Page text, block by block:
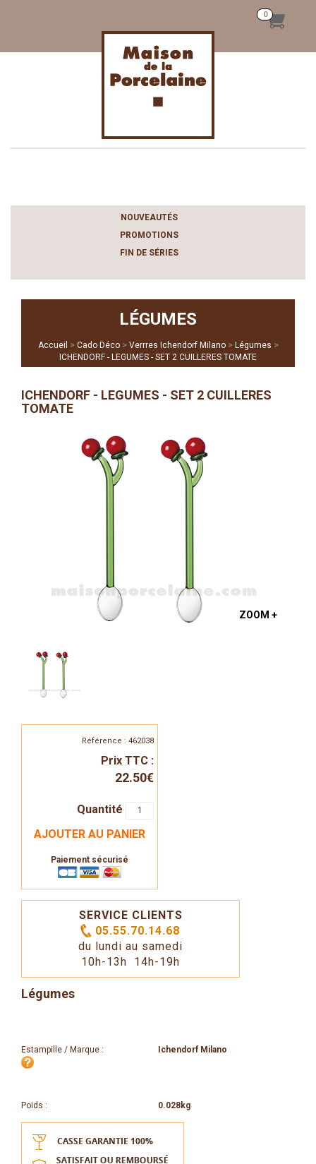
NOUVEAUTÉS
PROMOTIONS
FIN DE SÉRIES
LÉGUMES
Accueil > Cado Déco > Verrres Ichendorf Milano > Légumes >
ICHENDORF - LEGUMES - SET 2 CUILLERES TOMATE
ICHENDORF - LEGUMES - SET 2 CUILLERES
TOMATE
ZOOM +
Référence : 462038
Prix TTC :
22.50€
Quantité
AJOUTER AU PANIER
Paiement sécurisé
SERVICE CLIENTS
05.55.70.14.68
du lundi au samedi
10h-13h 14h-19h
Légumes
Estampille / Marque : Ichendorf Milano
Poids : 0.028kg